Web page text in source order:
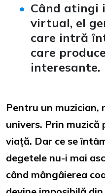
Când atingi
virtual, el
care intră
care
interesante.
Pentru un muzician,
univers. Prin muzică
viață. Dar ce se
degetele nu-i mai
când mângâierea